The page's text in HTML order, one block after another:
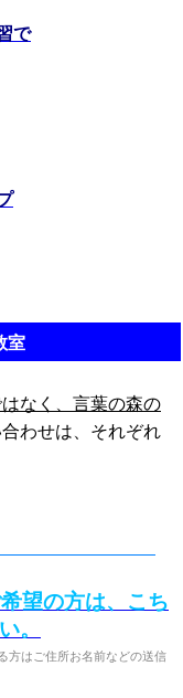
で
室
なく、言葉の森の
わせは、それぞれ
望の方は、こち
。
方はご住所お名前などの送信